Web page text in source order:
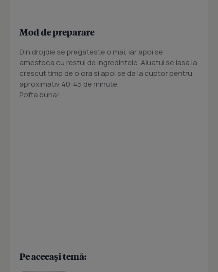
Mod de preparare
Din drojdie se pregateste o mai, iar apoi se
amesteca cu restul de ingredintele. Aluatul se lasa la
crescut timp de o ora si apoi se da la cuptor pentru
aproximativ 40-45 de minute.
Pofta buna!
Pe aceeași temă: